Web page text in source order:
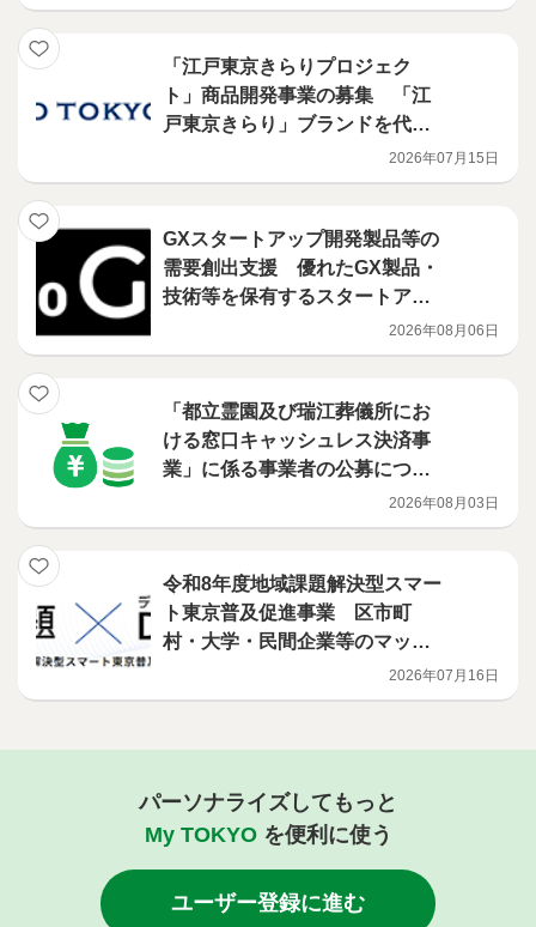
「江戸東京きらりプロジェク
ト」商品開発事業の募集 「江
戸東京きらり」ブランドを代表
する商品の開発を行う意欲ある
事業者を募集します！
2026年07月15日
GXスタートアップ開発製品等の
需要創出支援 優れたGX製品・
技術等を保有するスタートアッ
プ等とそれを活用したい事業会
社とのマッチングを支援します
2026年08月06日
「都立霊園及び瑞江葬儀所にお
ける窓口キャッシュレス決済事
業」に係る事業者の公募につい
2026年08月03日
令和8年度地域課題解決型スマー
ト東京普及促進事業 区市町
村・大学・民間企業等のマッチ
ング支援の受付を開始します2026年07月16日
パーソナライズしてもっと
My TOKYOを便利に使う
ユーザー登録に進む